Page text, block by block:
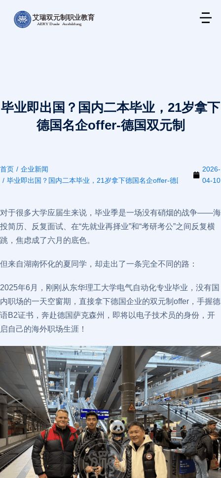
毕业即出国？国内二本毕业，21岁拿下
德国名企offer-德国双元制
您在这里：
首页
企业新闻
毕业即出国？国内二本毕业，21岁拿下德国名企offer-德国双元制
2026-
04-10
对于很多大学应届生来说，毕业季是一场没有硝烟的战争——海
投简历、反复面试、在“先就业再择业”和“考研考公”之间反复横
跳，焦虑成了六月的底色。
但来自湖南怀化的夏同学，却走出了一条完全不同的路：
2025年6月，刚刚从东华理工大学电气自动化专业毕业，没有国
内职场的一天空窗期，直接拿下德国企业的双元制offer，手握德
语B2证书，奔赴德国萨克森州，即将以电子技术员的身份，开
启自己的海外职场生涯！